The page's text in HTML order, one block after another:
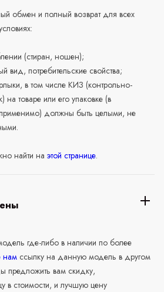
обмен и полный возврат для всех
(стиран, ношен);
вид, потребительские свойства;
в том числе КИЗ (контрольно-
товаре или его упаковке (в
применимо) должны быть целыми, не
найти на этой странице.
где-либо в наличии по более
нам ссылку на данную модель в другом
предложить вам скидку,
в стоимости, и лучшую цену